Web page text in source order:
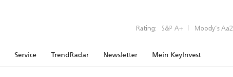
Rating: S&P A+ | Moody’s Aa2
Service TrendRadar Newsletter Mein KeyInvest